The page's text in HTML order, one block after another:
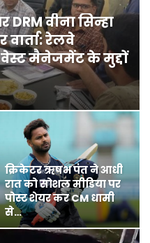
वीना सिन्हा
रेलवे
मैनेजमेंट के मुद्दों
क्रिकेटर ऋषभ पंत ने आधी
रात को सोशल मीडिया पर
पोस्ट शेयर कर CM धामी
से…